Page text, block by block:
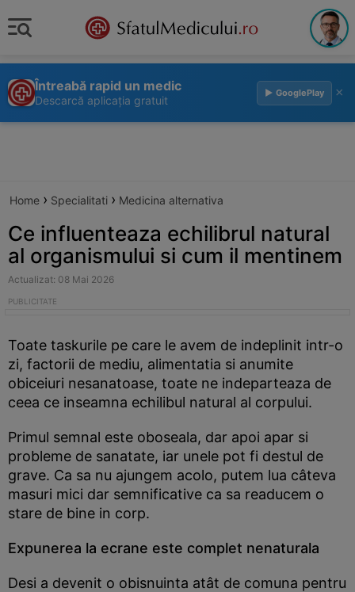
Întreabă rapid un medic
Descarcă aplicația gratuit
▶ GooglePlay ×
Home › Specialitati › Medicina alternativa
Ce influenteaza echilibrul natural
al organismului si cum il mentinem
Actualizat: 08 Mai 2026
Toate taskurile pe care le avem de indeplinit intr-o
zi, factorii de mediu, alimentatia si anumite
obiceiuri nesanatoase, toate ne indeparteaza de
ceea ce inseamna echilibul natural al corpului.
Primul semnal este oboseala, dar apoi apar si
probleme de sanatate, iar unele pot fi destul de
grave. Ca sa nu ajungem acolo, putem lua câteva
masuri mici dar semnificative ca sa readucem o
stare de bine in corp.
Expunerea la ecrane este complet nenaturala
Desi a devenit o obisnuinta atât de comuna pentru